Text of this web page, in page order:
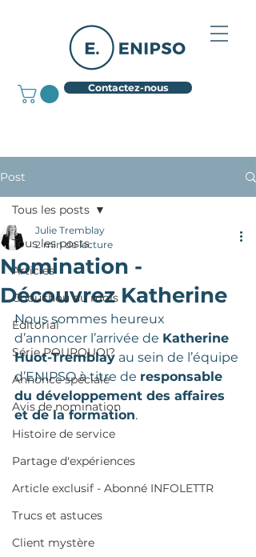
Contactez-nous
Post
Tous les posts
Articles
Chouchou du mois
Éditorial
Série POURQUOI?
Annonce spéciale
Avis de nomination
Histoire de service
Partage d'expériences
Article exclusif - Abonné INFOLETTR
Trucs et astuces
Client mystère
Tous les posts
Nomination -
Découvrez Katherine
Julie Tremblay
2 min de lecture
Nous sommes heureux
d’annoncer l’arrivée de Katherine
Huot-Tremblay au sein de l’équipe
d’ENIPSO à titre de responsable
du développement des affaires
et de la formation.